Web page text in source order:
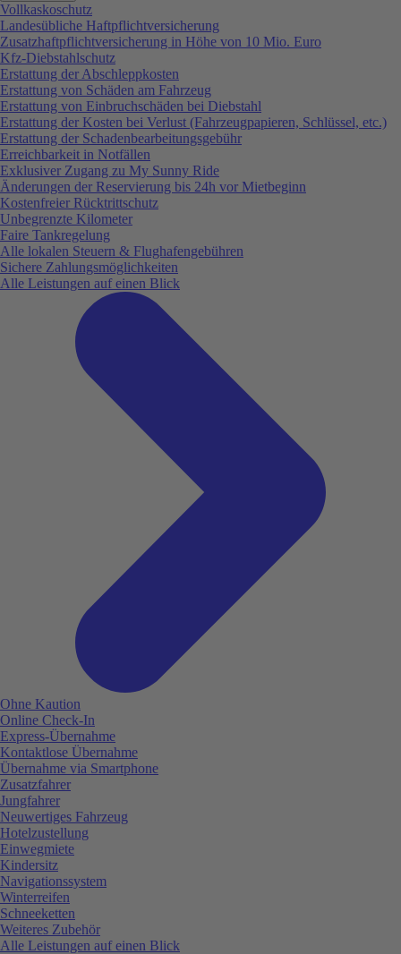
Vollkaskoschutz
Landesübliche Haftpflichtversicherung
Zusatzhaftpflichtversicherung in Höhe von 10 Mio. Euro
Kfz-Diebstahlschutz
Erstattung der Abschleppkosten
Erstattung von Schäden am Fahrzeug
Erstattung von Einbruchschäden bei Diebstahl
Erstattung der Kosten bei Verlust (Fahrzeugpapieren, Schlüssel, etc.)
Erstattung der Schadenbearbeitungsgebühr
Erreichbarkeit in Notfällen
Exklusiver Zugang zu My Sunny Ride
Änderungen der Reservierung bis 24h vor Mietbeginn
Kostenfreier Rücktrittschutz
Unbegrenzte Kilometer
Faire Tankregelung
Alle lokalen Steuern & Flughafengebühren
Sichere Zahlungsmöglichkeiten
Alle Leistungen auf einen Blick
Ohne Kaution
Online Check-In
Express-Übernahme
Kontaktlose Übernahme
Übernahme via Smartphone
Zusatzfahrer
Jungfahrer
Neuwertiges Fahrzeug
Hotelzustellung
Einwegmiete
Kindersitz
Navigationssystem
Winterreifen
Schneeketten
Weiteres Zubehör
Alle Leistungen auf einen Blick